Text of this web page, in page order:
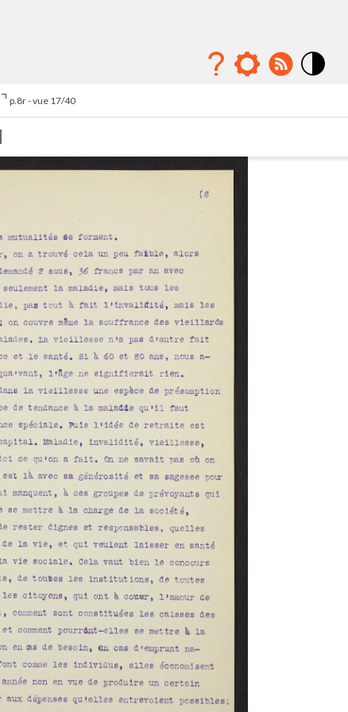
p.8r - vue 17/40